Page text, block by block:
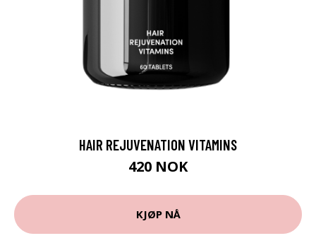
HAIR REJUVENATION VITAMINS
420 NOK
KJØP NÅ